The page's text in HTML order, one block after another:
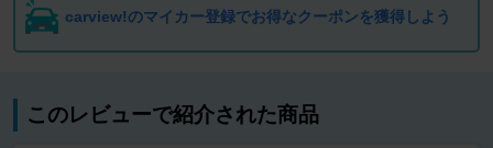
carview!のマイカー登録でお得なクーポンを獲得しよう
このレビューで紹介された商品